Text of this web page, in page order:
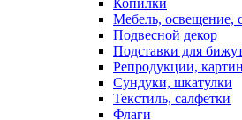
Копилки
Мебель, освещение,
Подвесной декор
Подставки для
Репродукции,
Сундуки, шкатулки
Текстиль, салфетки
Флаги